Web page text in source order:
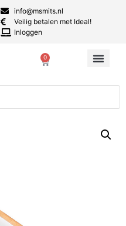
info@msmits.nl
Veilig betalen met Ideal!
Inloggen
0